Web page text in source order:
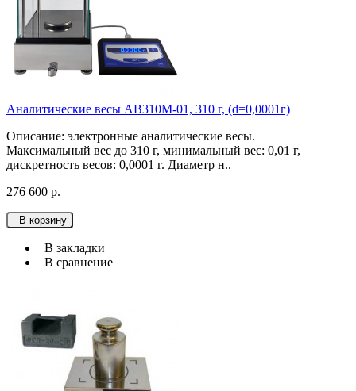
Аналитические весы АВ310М-01, 310 г, (d=0,0001г)
Описание: электронные аналитические весы.
Максимальный вес до 310 г, минимальный вес: 0,01 г,
дискретность весов: 0,0001 г. Диаметр н..
276 600 р.
В корзину
В закладки
В сравнение